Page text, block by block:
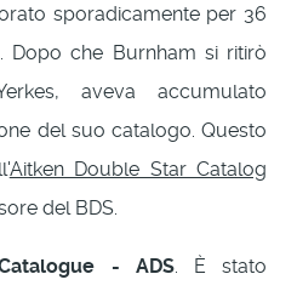
sporadicamente per 36
Dopo che Burnham si ritirò
aveva accumulato
del suo catalogo. Questo
Aitken Double Star Catalog
del BDS.
- ADS. È stato